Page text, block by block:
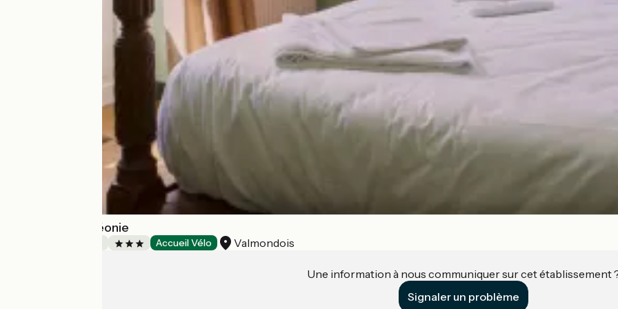
Chez Jules et Léonie
Accueil Vélo Valmondois
Une information à nous communiquer sur cet établissement
Signaler un problème